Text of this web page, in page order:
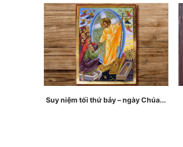
Suy niệm tối thứ bảy – ngày Chúa...